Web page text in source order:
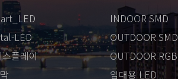
LED
플레이
INDOOR SMD
OUTDOOR SMD
OUTDOOR RGB
임대용 LED